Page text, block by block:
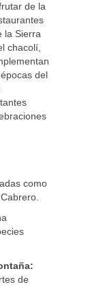
de la
la Sierra
chacolí,
del
como
de